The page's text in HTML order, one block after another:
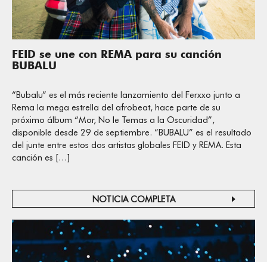
FEID se une con REMA para su canción
BUBALU
“Bubalu” es el más reciente lanzamiento del Ferxxo junto a
Rema la mega estrella del afrobeat, hace parte de su
próximo álbum “Mor, No le Temas a la Oscuridad”,
disponible desde 29 de septiembre. “BUBALU” es el resultado
del junte entre estos dos artistas globales FEID y REMA. Esta
canción es […]
NOTICIA COMPLETA